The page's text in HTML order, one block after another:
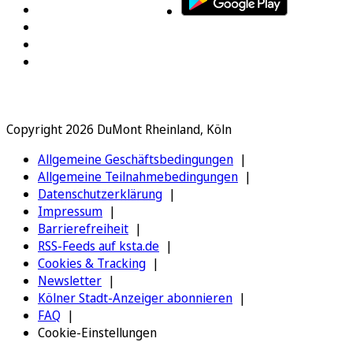
Copyright 2026 DuMont Rheinland, Köln
Allgemeine Geschäftsbedingungen
Allgemeine Teilnahmebedingungen
Datenschutzerklärung
Impressum
Barrierefreiheit
RSS-Feeds auf ksta.de
Cookies & Tracking
Newsletter
Kölner Stadt-Anzeiger abonnieren
FAQ
Cookie-Einstellungen